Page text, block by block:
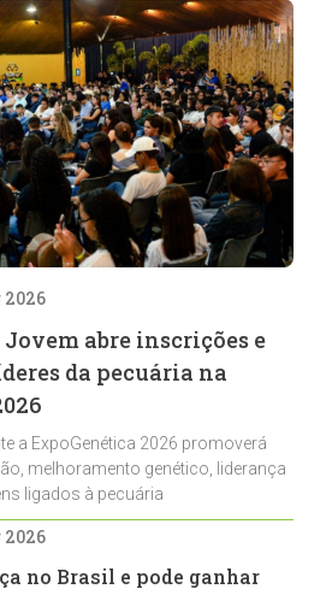
2026
abre inscrições e
da pecuária na
a ExpoGenética 2026 promoverá
melhoramento genético, liderança
ligados à pecuária
2026
no Brasil e pode ganhar